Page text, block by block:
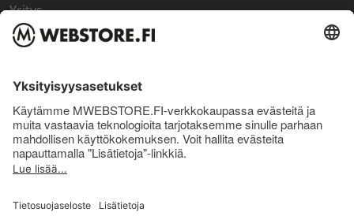
Yritys
SISÄPIIRI
Sisäpiirin bonusohjelma
Uutiskirje
Uutiset ja artikkelit